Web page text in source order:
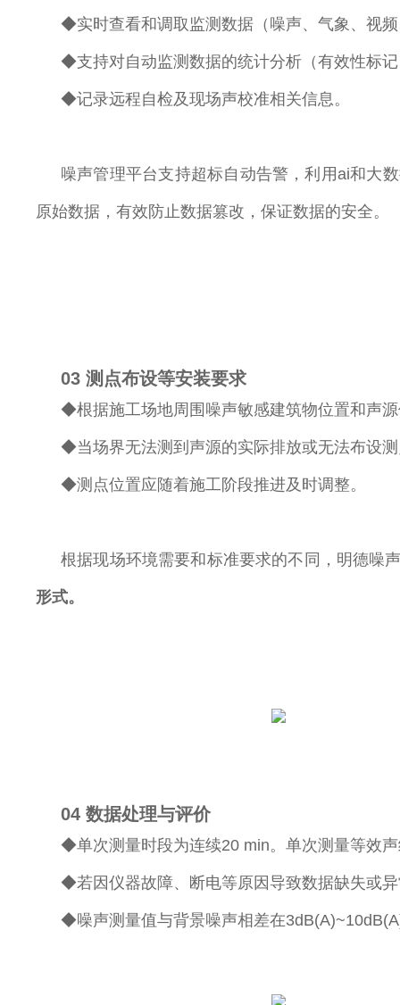
◆实时查看和调取监测数据（噪声、气象、视
◆支持对自动监测数据的统计分析（有效性标
◆记录远程自检及现场声校准相关信息。
噪声管理平台支持超标自动告警，利用ai和大
原始数据，有效防止数据篡改，保证数据的安全。
03 测点布设等安装要求
◆根据施工场地周围噪声敏感建筑物位置和声
◆当场界无法测到声源的实际排放或无法布设
◆测点位置应随着施工阶段推进及时调整。
根据现场环境需要和标准要求的不同，明德噪
形式。
04 数据处理与评价
◆单次测量时段为连续20 min。单次测量等效
◆若因仪器故障、断电等原因导致数据缺失或
◆噪声测量值与背景噪声相差在